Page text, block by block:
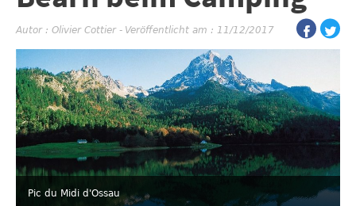
Autor : Olivier Cottier- Veröffentlicht am : 11/12/2017
Pic du Midi d'Ossau